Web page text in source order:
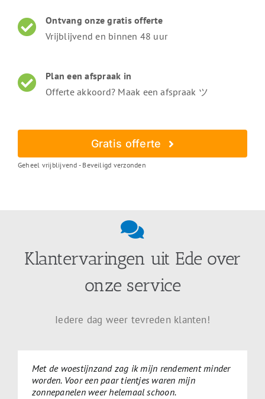
Ontvang onze gratis offerte
Vrijblijvend en binnen 48 uur
Plan een afspraak in
Offerte akkoord? Maak een afspraak ツ
Gratis offerte
Geheel vrijblijvend - Beveiligd verzonden
Klantervaringen uit Ede over
onze service
Iedere dag weer tevreden klanten!
Met de woestijnzand zag ik mijn rendement minder
worden. Voor een paar tientjes waren mijn
zonnepanelen weer helemaal schoon.